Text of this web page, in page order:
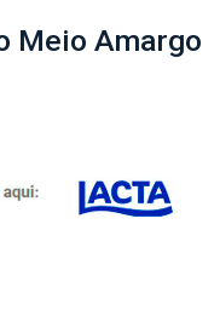
Meio Amargo